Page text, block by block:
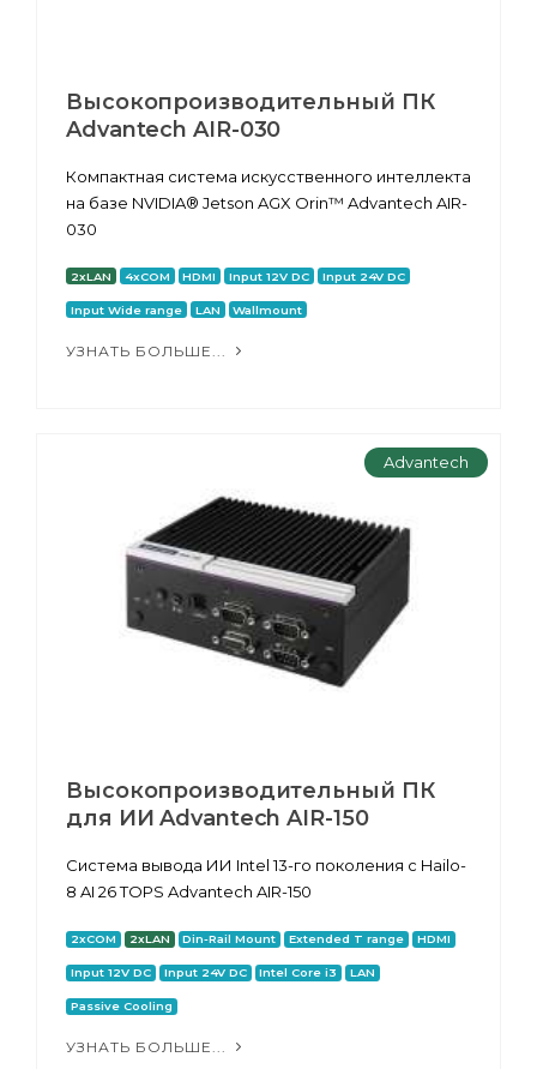
Высокопроизводительный ПК
Advantech AIR-030
Компактная система искусственного интеллекта
на базе NVIDIA® Jetson AGX Orin™ Advantech AIR-
030
2xLAN 4xCOM HDMI Input 12V DC Input 24V DC
Input Wide range LAN Wallmount
УЗНАТЬ БОЛЬШЕ...
Advantech
Высокопроизводительный ПК
для ИИ Advantech AIR-150
Система вывода ИИ Intel 13-го поколения с Hailo-
8 AI 26 TOPS Advantech AIR-150
2xCOM 2xLAN Din-Rail Mount Extended T range HDMI
Input 12V DC Input 24V DC Intel Core i3 LAN
Passive Cooling
УЗНАТЬ БОЛЬШЕ...